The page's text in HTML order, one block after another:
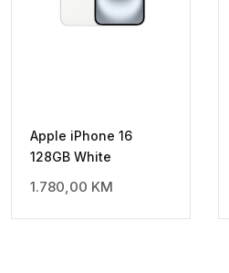
Apple iPhone 16
128GB White
1.780,00 KM